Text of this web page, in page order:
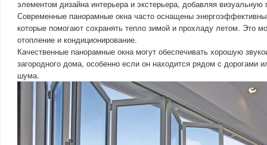
элементом дизайна интерьера и экстерьера, добавляя визуальную
Современные панорамные окна часто оснащены
которые помогают сохранять тепло зимой и прохладу летом. Это
отопление и кондиционирование.
Качественные панорамные окна могут обеспечивать хорошую
загородного дома, особенно если он находится рядом с дорогами
шума.